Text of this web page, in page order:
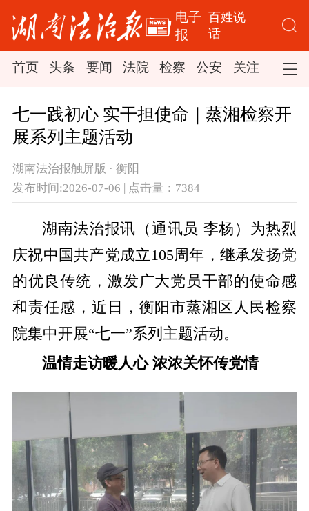
电子
报
百姓说
话
首页 头条 要闻 法院 检察 公安 关注 司法
七一践初心 实干担使命｜蒸湘检察开
展系列主题活动
湖南法治报触屏版 · 衡阳
发布时间:2026-07-06 | 点击量：7384
湖南法治报讯（通讯员 李杨）为热烈
庆祝中国共产党成立105周年，继承发扬党
的优良传统，激发广大党员干部的使命感
和责任感，近日，衡阳市蒸湘区人民检察
院集中开展“七一”系列主题活动。
温情走访暖人心 浓浓关怀传党情